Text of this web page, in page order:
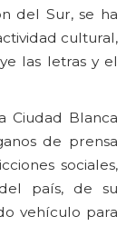
del Sur, se ha
cultural,
las letras y el
Ciudad Blanca
de prensa
sociales,
país, de su
vehículo para